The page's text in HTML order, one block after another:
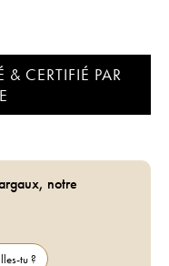
& CERTIFIÉ PAR
notre
tu ?